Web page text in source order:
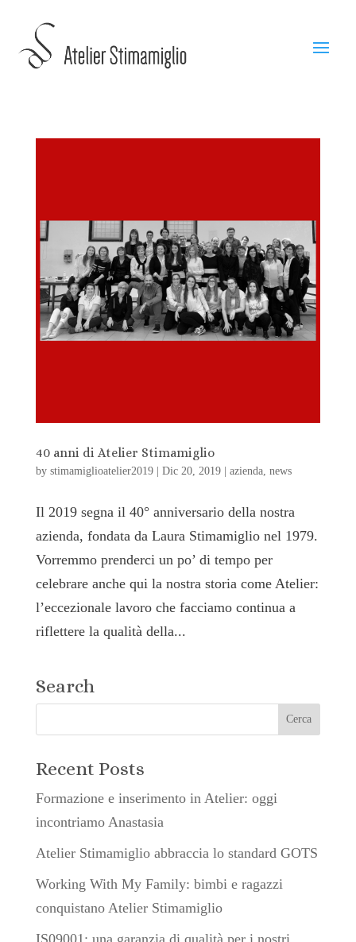
40 anni di Atelier Stimamiglio
by stimamiglioatelier2019| Dic 20, 2019| azienda, news
Il 2019 segna il 40° anniversario della nostra
azienda, fondata da Laura Stimamiglio nel 1979.
Vorremmo prenderci un po’ di tempo per
celebrare anche qui la nostra storia come Atelier:
l’eccezionale lavoro che facciamo continua a
riflettere la qualità della...
Search
Recent Posts
Formazione e inserimento in Atelier: oggi
incontriamo Anastasia
Atelier Stimamiglio abbraccia lo standard GOTS
Working With My Family: bimbi e ragazzi
conquistano Atelier Stimamiglio